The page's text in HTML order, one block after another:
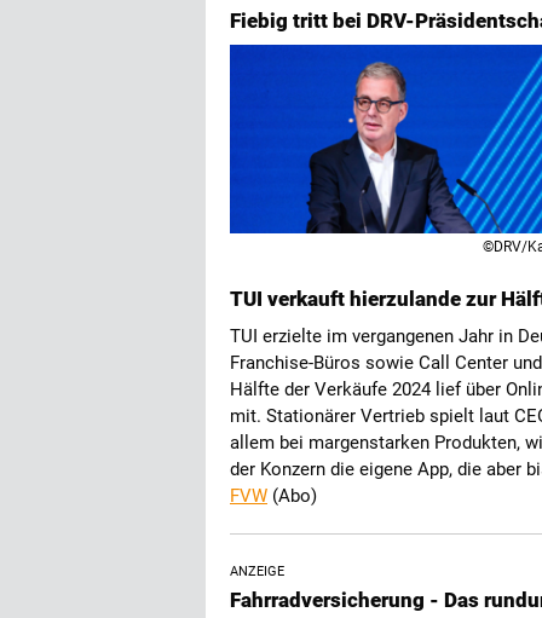
Fiebig tritt bei DRV-
©DRV/
TUI verkauft hierzulande zur
TUI erzielte im vergangenen Jahr in
Franchise-Büros sowie Call Center
Hälfte der Verkäufe 2024 lief über
mit. Stationärer Vertrieb spielt laut
allem bei margenstarken Produkten,
der Konzern die eigene App, die aber
FVW (Abo)
ANZEIGE
Fahrradversicherung - Das